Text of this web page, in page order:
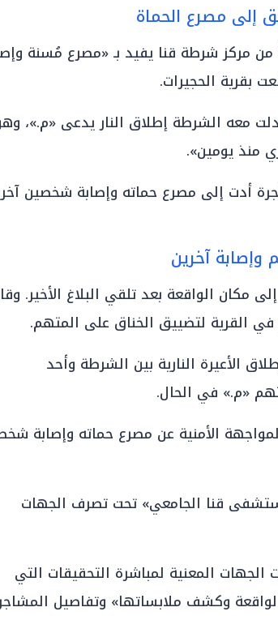
إلى مصرع الحماة
من مركز شرطة قنا يفيد بـ «مصرع مُسنة
معه الشرطة إطلاق النار يدعى «م.»،
منذ يومين».
أدت إلى مصرع حماته وإصابة شخصين
وإصابة آخرين
مكان الواقعة بعد تلقي البلاغ الأخير.
القرية لتضييق الخناق على المتهم.
الأعيرة النارية بين الشرطة وأحد
«م.» في الحال.
الأمنية عن مصرع حماته وإصابة
قنا الجامعي» تحت تصرف الجهات
المعنية لمباشرة التحقيقات التي
وكشف ملابساتها» وتفاصيل